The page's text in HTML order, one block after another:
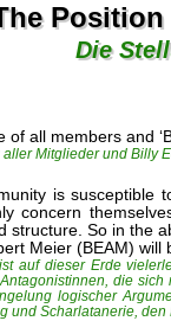
Position
Die
of all members and
Mitglieder und Billy
is susceptible
concern
structure. So in the
Meier (BEAM)
auf dieser Erde
die
logischer
und Scharlatanerie,